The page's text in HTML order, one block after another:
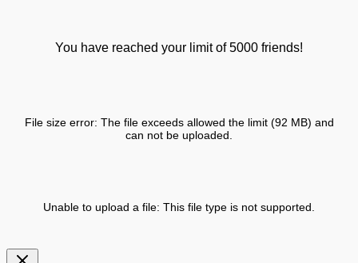
You have reached your limit of 5000 friends!
File size error: The file exceeds allowed the limit (92 MB) and
can not be uploaded.
Unable to upload a file: This file type is not supported.